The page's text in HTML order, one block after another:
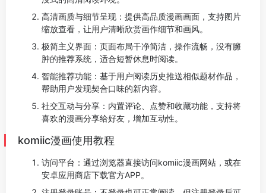
高清画质与细节呈现：提供高品质漫画画面，支持图片
缩放查看，让用户清晰欣赏画作细节和画风。
极简主义界面：页面布局干净简洁，操作流畅，没有臃
肿的推荐系统，适合短暂休息时阅读。
智能推荐功能：基于用户阅读历史推送相似题材作品，
帮助用户发现契合口味的新内容。
社交互动与分享：内置评论、点赞和收藏功能，支持将
喜欢的漫画分享给好友，增加互动性。
komiic漫画使用教程
访问平台：通过浏览器直接访问komiic漫画网站，或在
安卓应用商店下载官方APP。